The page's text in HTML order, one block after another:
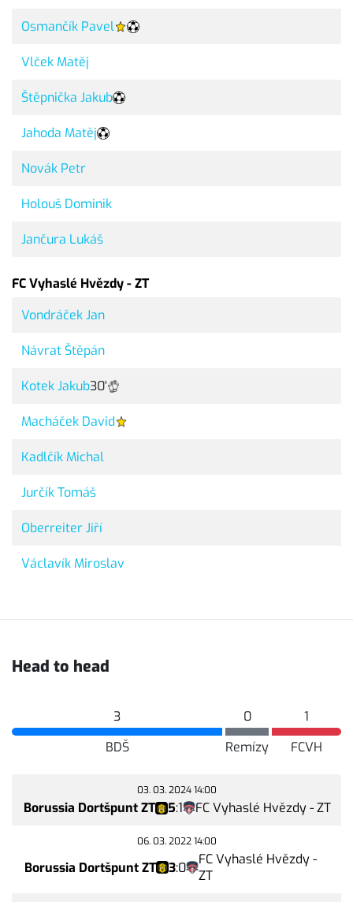
Osmančík Pavel
Vlček Matěj
Štěpnička Jakub
Jahoda Matěj
Novák Petr
Holouš Dominik
Jančura Lukáš
FC Vyhaslé Hvězdy - ZT
Vondráček Jan
Návrat Štěpán
Kotek Jakub30'
Macháček David
Kadlčík Michal
Jurčík Tomáš
Oberreiter Jiří
Václavík Miroslav
Head to head
3
BDŠ
0
Remízy
1
FCVH
03. 03. 2024 14:00
Borussia Dortšpunt ZT 5:1 FC Vyhaslé Hvězdy - ZT
06. 03. 2022 14:00
Borussia Dortšpunt ZT 3:0
FC Vyhaslé Hvězdy -
ZT